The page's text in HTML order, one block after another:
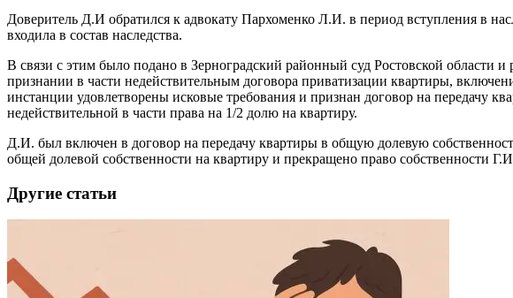
Доверитель Д.И обратился к адвокату Пархоменко Л.И. в период вступления в
входила в состав наследства.
В связи с этим было подано в Зерноградский районный суд Ростовской
признании в части недействительным договора приватизации квартиры,
инстанции удовлетворены исковые требования и признан договор на передачу
недействительной в части права на 1/2 долю на квартиру.
Д.И. был включен в договор на передачу квартиры в общую долевую
общей долевой собственности на квартиру и прекращено право собственности
Другие статьи